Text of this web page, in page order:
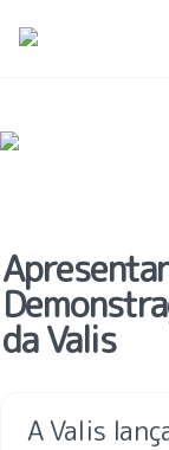
da Valis
A Valis